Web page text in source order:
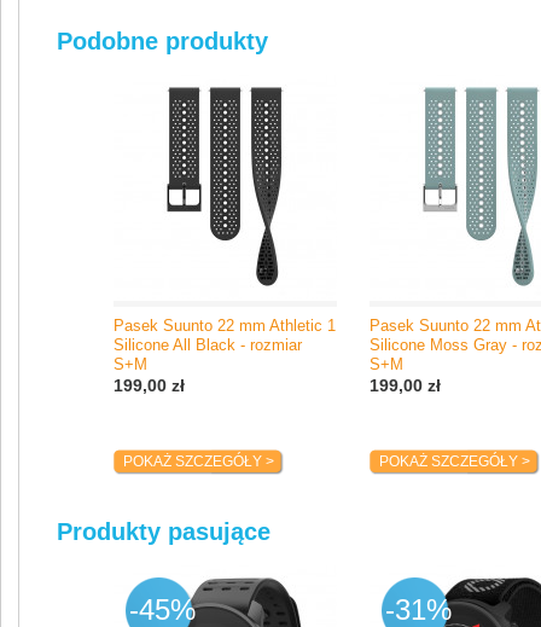
Tammiston Kauppatie 7A
Podobne produkty
Pasek Suunto 22 mm Athletic 1
Silicone All Black - rozmiar
S+M
199,00 zł
POKAŻ SZCZEGÓŁY >
Pasek Suunto 22 mm
Silicone Moss Gray -
S+M
199,00 zł
POKAŻ SZCZEGÓŁY >
Produkty pasujące
-45% -31%